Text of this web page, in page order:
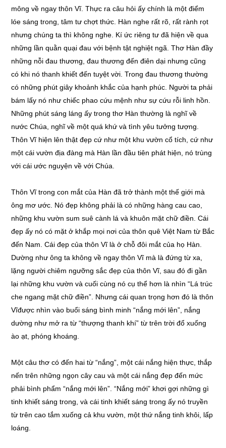
mông về ngay thôn Vĩ. Thực ra câu hỏi ấy chính là một điểm
lóe sáng trong, tâm tư chợt thức. Hàn nghe rất rõ, rất rành rọt
nhưng chúng ta thì không nghe. Kí ức riêng tư đã hiện về qua
những lần quằn quại đau với bệnh tật nghiệt ngã. Thơ Hàn đầy
những nỗi đau thương, đau thương đến điên dại nhưng cũng
có khi nó thanh khiết đến tuyệt vời. Trong đau thương thường
có những phút giây khoảnh khắc của hạnh phúc. Người ta phải
bám lấy nó như chiếc phao cứu mệnh như sự cứu rỗi linh hồn.
Những phút sáng láng ấy trong thơ Hàn thường là nghĩ về
nước Chúa, nghĩ về một quá khứ và tình yêu tưởng tượng.
Thôn Vĩ hiện lên thật đẹp cứ như một khu vườn cổ tích, cứ như
một cái vườn địa đàng mà Hàn lần đầu tiên phát hiện, nó trùng
với cái ước nguyện về với Chúa.
Thôn Vĩ trong con mắt của Hàn đã trở thành một thế giới mà
ông mơ ước. Nó đẹp không phải là có những hàng cau cao,
những khu vườn sum suê cành lá và khuôn mặt chữ điền. Cái
đẹp ấy nó có mặt ở khắp mọi nơi của thôn quê Việt Nam từ Bắc
đến Nam. Cái đẹp của thôn Vĩ là ở chỗ đôi mắt của họ Hàn.
Dường như ông ta không về ngay thôn Vĩ mà là đứng từ xa,
lặng người chiêm ngưỡng sắc đẹp của thôn Vĩ, sau đó đi gần
lại những khu vườn và cuối cùng nó cụ thể hơn là nhìn “Lá trúc
che ngang mặt chữ điền”. Nhưng cái quan trọng hơn đó là thôn
Vĩđược nhìn vào buổi sáng bình minh “nắng mới lên”, nắng
dường như mở ra từ “thượng thanh khí” từ trên trời đổ xuống
ào ạt, phóng khoáng.
Một câu thơ có đến hai từ “nắng”, một cái nắng hiện thực, thắp
nến trên những ngọn cây cau và một cái nắng đẹp đến mức
phải bình phẩm “nắng mới lên”. “Nắng mới” khơi gợi những gì
tinh khiết sáng trong, và cái tinh khiết sáng trong ấy nó truyền
từ trên cao tắm xuống cả khu vườn, một thứ nắng tinh khôi, lấp
loáng.